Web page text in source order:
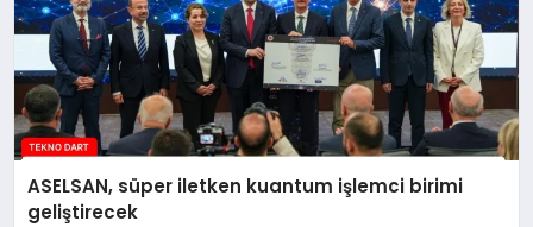
ASELSAN, süper iletken kuantum işlemci birimi
geliştirecek